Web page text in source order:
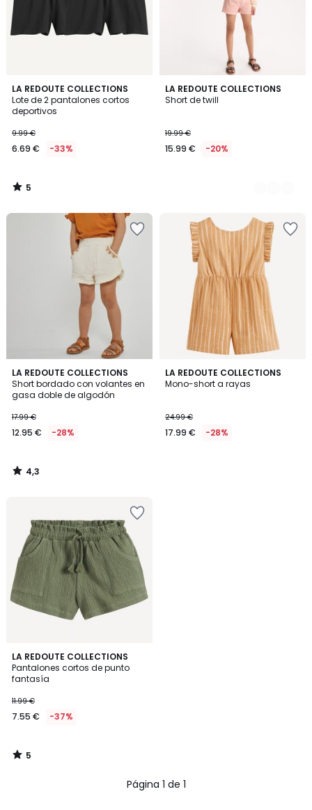
LA REDOUTE COLLECTIONS
Lote de 2 pantalones cortos
deportivos
9.99 €
6.69 € -33%
5
/
5
5
/
LA REDOUTE COLLECTIONS
Short de twill
19.99 €
15.99 € -20%
2
Colores
LA REDOUTE COLLECTIONS
Short bordado con volantes en
gasa doble de algodón
17.99 €
12.95 € -28%
4,3
/ 5
4,3
/
LA REDOUTE COLLECTIONS
Mono-short a rayas
24.99 €
17.99 € -28%
LA REDOUTE COLLECTIONS
Pantalones cortos de punto
fantasía
11.99 €
7.55 € -37%
5
/
5
5
/
Página 1 de 1